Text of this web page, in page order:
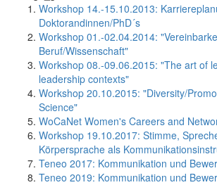
Workshop 14.-15.10.2013:
Doktorandinnen/PhD´s
Workshop 01.-02.04.2014:
Beruf/Wissenschaft"
Workshop 08.-09.06.2015: "The art of
leadership contexts"
Workshop 20.10.2015: "Diversity/
Science"
WoCaNet Women's Careers and
Workshop 19.10.2017: Stimme,
Körpersprache als
Teneo 2017: Kommunikation und
Teneo 2019: Kommunikation und